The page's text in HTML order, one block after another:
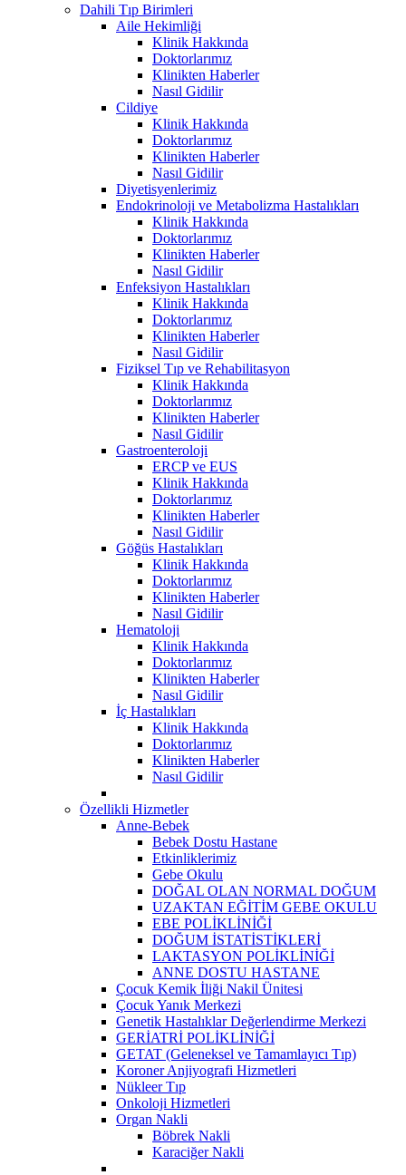
Dahili Tıp Birimleri
Aile Hekimliği
Klinik Hakkında
Doktorlarımız
Klinikten Haberler
Nasıl Gidilir
Cildiye
Klinik Hakkında
Doktorlarımız
Klinikten Haberler
Nasıl Gidilir
Diyetisyenlerimiz
Endokrinoloji ve Metabolizma Hastalıkları
Klinik Hakkında
Doktorlarımız
Klinikten Haberler
Nasıl Gidilir
Enfeksiyon Hastalıkları
Klinik Hakkında
Doktorlarımız
Klinikten Haberler
Nasıl Gidilir
Fiziksel Tıp ve Rehabilitasyon
Klinik Hakkında
Doktorlarımız
Klinikten Haberler
Nasıl Gidilir
Gastroenteroloji
ERCP ve EUS
Klinik Hakkında
Doktorlarımız
Klinikten Haberler
Nasıl Gidilir
Göğüs Hastalıkları
Klinik Hakkında
Doktorlarımız
Klinikten Haberler
Nasıl Gidilir
Hematoloji
Klinik Hakkında
Doktorlarımız
Klinikten Haberler
Nasıl Gidilir
İç Hastalıkları
Klinik Hakkında
Doktorlarımız
Klinikten Haberler
Nasıl Gidilir
Özellikli Hizmetler
Anne-Bebek
Bebek Dostu Hastane
Etkinliklerimiz
Gebe Okulu
DOĞAL OLAN NORMAL DOĞUM
UZAKTAN EĞİTİM GEBE OKULU
EBE POLİKLİNİĞİ
DOĞUM İSTATİSTİKLERİ
LAKTASYON POLİKLİNİĞİ
ANNE DOSTU HASTANE
Çocuk Kemik İliği Nakil Ünitesi
Çocuk Yanık Merkezi
Genetik Hastalıklar Değerlendirme Merkezi
GERİATRİ POLİKLİNİĞİ
GETAT (Geleneksel ve Tamamlayıcı Tıp)
Koroner Anjiyografi Hizmetleri
Nükleer Tıp
Onkoloji Hizmetleri
Organ Nakli
Böbrek Nakli
Karaciğer Nakli